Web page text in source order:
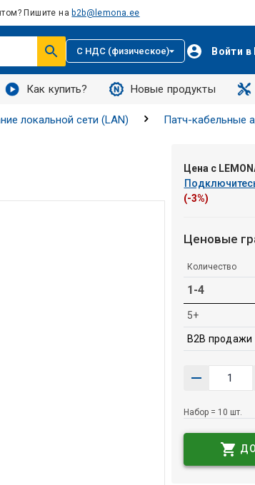
Пишите на b2b@lemona.ee
С НДС (физическое) Войти в
Как купить? Новые продукты
локальной сети (LAN) Патч-кабельные
Цена с
(-3%)
Ценовые
Количество
1-4
5+
B2B продажи
Набор = 10 шт.